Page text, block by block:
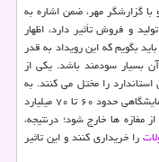
گزارشگر مهر، ضمن اشاره به
و فروش تأثیر دارد، اظهار
بگویم که این رویداد به قدر
بسیار سودمند باشد. یکی از
را مختل می کنند. به
عنوان نمونه، تصور کنید کل جابه جایی مالی در چنین نمایشگاهی حدود ۶۰ تا ۷۰ میلیارد
ها خارج شود؛ درنتیجه،
را خریداری کنند و این تاثیر